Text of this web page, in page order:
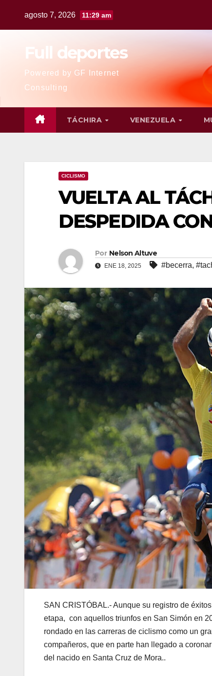
agosto 7, 2026 11:29 am
Full deportes
Powered by GF Internet
Consulting
TÁCHIRA VENEZUELA
CICLISMO
VUELTA AL
DESPEDIDA
Por Nelson Altuve
ENE 18, 2025 #becerra,
SAN CRISTÓBAL.- Aunque su registro de
etapa, con aquellos triunfos en San Simón en
rondado en las carreras de ciclismo como un
compañeros, que en parte han llegado a
del nacido en Santa Cruz de Mora..